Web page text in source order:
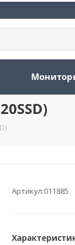
Артикул:011885